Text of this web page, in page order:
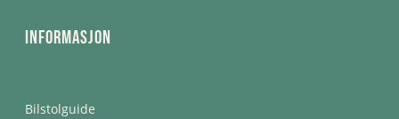
Informasjon
Bilstolguide